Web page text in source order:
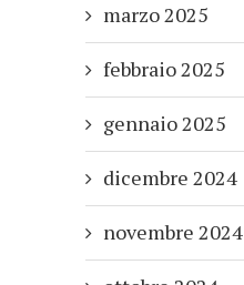
marzo 2025
febbraio 2025
gennaio 2025
dicembre 2024
novembre 2024